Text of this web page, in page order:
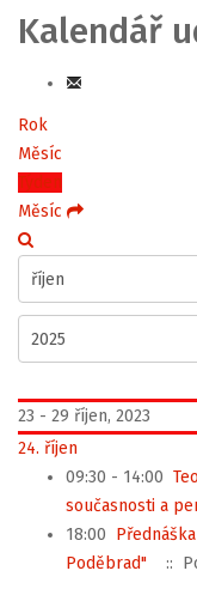
Kalendář
Rok
Měsíc
Týden
Měsíc
23 - 29 říjen, 2023
24. říjen
09:30 - 14:00
současnosti a
18:00
Poděbrad"
::